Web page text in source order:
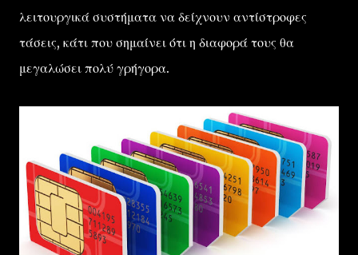
λειτουργικά συστήματα να δείχνουν αντίστροφες
τάσεις, κάτι που σημαίνει ότι η διαφορά τους θα
μεγαλώσει πολύ γρήγορα.